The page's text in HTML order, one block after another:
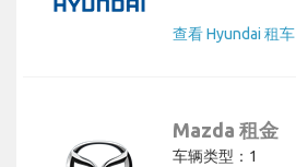
查看 Hyundai 租车
Mazda 租金
车辆类型：1